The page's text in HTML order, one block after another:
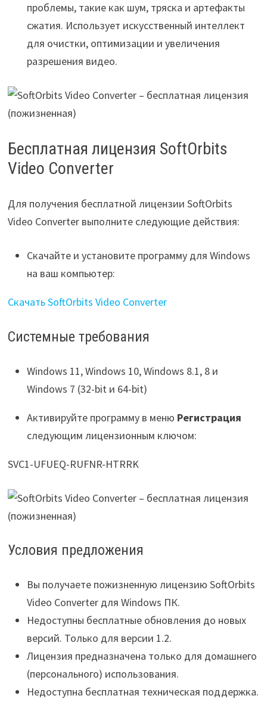
проблемы, такие как шум, тряска и артефакты
сжатия. Использует искусственный интеллект
для очистки, оптимизации и увеличения
разрешения видео.
Бесплатная лицензия SoftOrbits
Video Converter
Для получения бесплатной лицензии SoftOrbits
Video Converter выполните следующие действия:
Скачайте и установите программу для Windows
на ваш компьютер:
Скачать SoftOrbits Video Converter
Системные требования
Windows 11, Windows 10, Windows 8.1, 8 и
Windows 7 (32-bit и 64-bit)
Активируйте программу в меню Регистрация
следующим лицензионным ключом:
SVC1-UFUEQ-RUFNR-HTRRK
Условия предложения
Вы получаете пожизненную лицензию SoftOrbits
Video Converter для Windows ПК.
Недоступны бесплатные обновления до новых
версий. Только для версии 1.2.
Лицензия предназначена только для домашнего
(персонального) использования.
Недоступна бесплатная техническая поддержка.